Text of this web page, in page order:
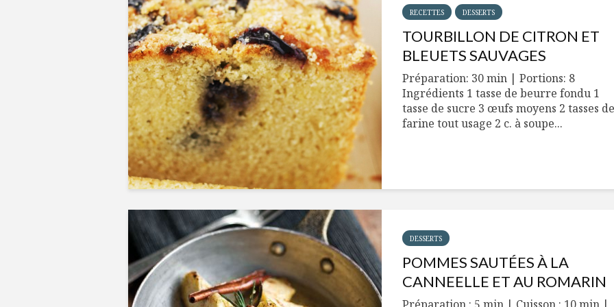
RECETTES DESSERTS
TOURBILLON DE CITRON ET
BLEUETS SAUVAGES
Préparation: 30 min | Portions: 8
Ingrédients 1 tasse de beurre fondu 1
tasse de sucre 3 œufs moyens 2 tasses de
farine tout usage 2 c. à soupe...
DESSERTS
POMMES SAUTÉES À LA
CANNEELLE ET AU ROMARIN